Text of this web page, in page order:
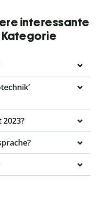
interessante
Kategorie